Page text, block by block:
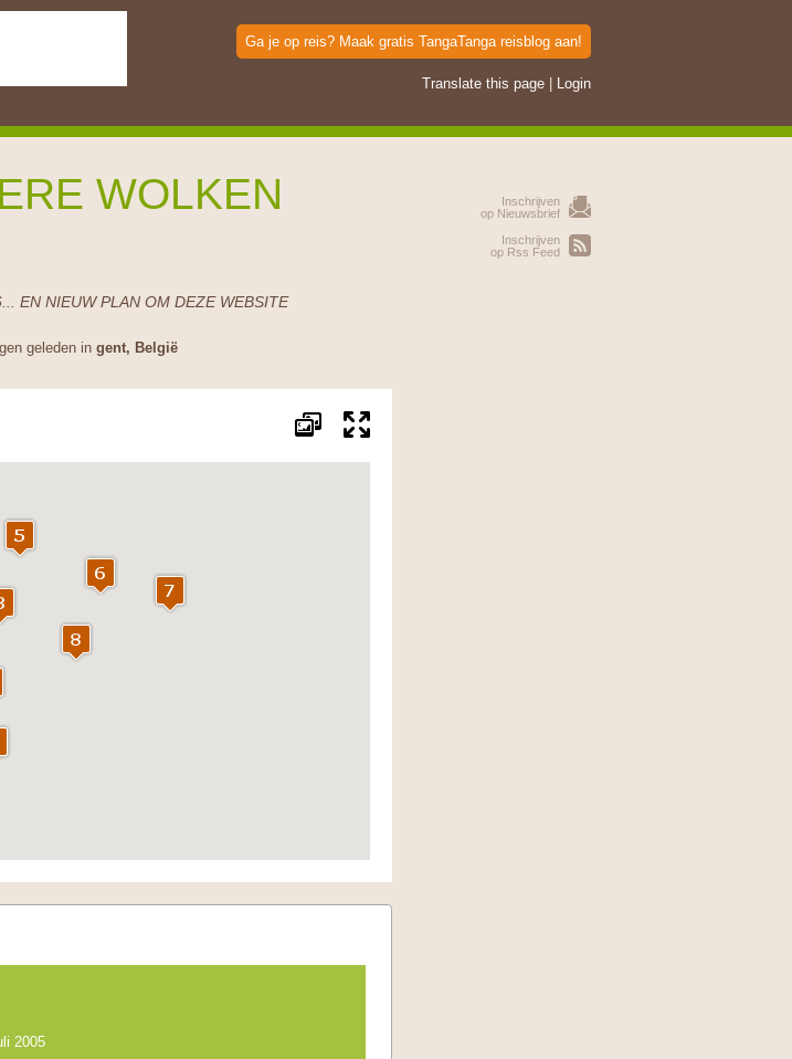
Ga je op reis? Maak gratis TangaTanga reisblog aan!
Translate this page Login
WOLKEN
EN NIEUW PLAN OM DEZE WEBSITE
geleden in gent, België
Inschrijven
op Nieuwsbrief
Inschrijven
op Rss Feed
2005